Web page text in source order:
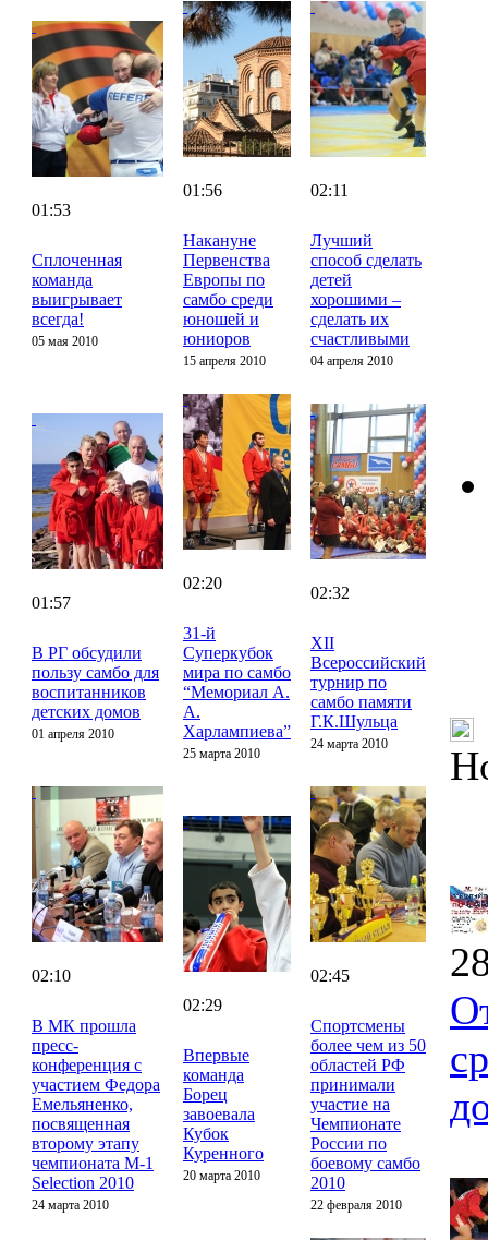
01:53
Сплоченная
команда
выигрывает
всегда!
05 мая 2010
01:56
Накануне
Первенства
Европы по
самбо среди
юношей и
юниоров
15 апреля 2010
02:11
Лучший
способ сделать
детей
хорошими –
сделать их
счастливыми
04 апреля 2010
01:57
В РГ обсудили
пользу самбо для
воспитанников
детских домов
01 апреля 2010
02:20
31-й
Суперкубок
мира по самбо
“Мемориал А.
А.
Харлампиева”
25 марта 2010
02:32
XII
Всероссийский
турнир по
самбо памяти
Г.К.Шульца
24 марта 2010
02:10
В МК прошла
пресс-
конференция с
участием Федора
Емельяненко,
посвященная
второму этапу
чемпионата M-1
Selection 2010
24 марта 2010
02:29
Впервые
команда
Борец
завоевала
Кубок
Куренного
20 марта 2010
02:45
Спортсмены
более чем из 50
областей РФ
принимали
участие на
Чемпионате
России по
боевому самбо
2010
22 февраля 2010